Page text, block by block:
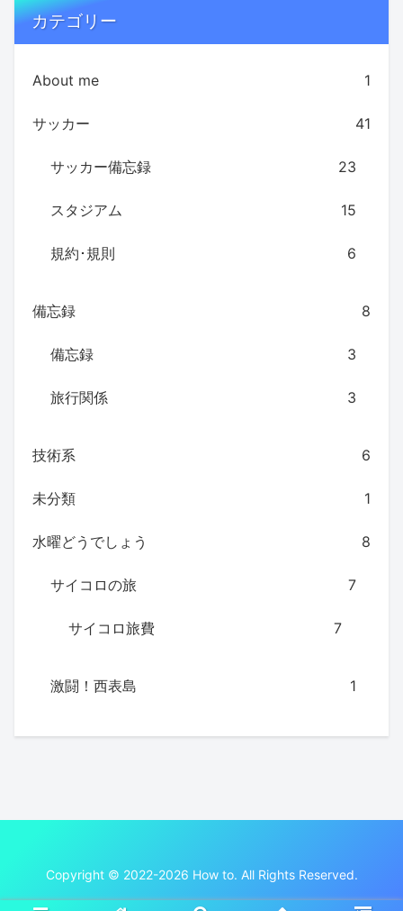
カテゴリー
About me 1
サッカー 41
サッカー備忘録 23
スタジアム 15
規約･規則 6
備忘録 8
備忘録 3
旅行関係 3
技術系 6
未分類 1
水曜どうでしょう 8
サイコロの旅 7
サイコロ旅費 7
激闘！西表島 1
Copyright © 2022-2026 How to. All Rights Reserved.